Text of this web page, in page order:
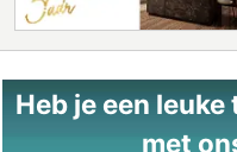
Heb je een
met